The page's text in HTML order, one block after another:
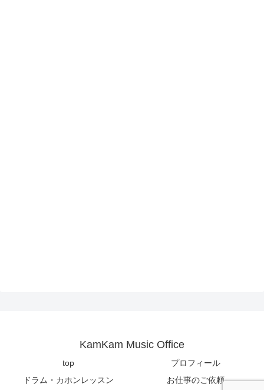
KamKam Music Office
top
プロフィール
ドラム・カホンレッスン
お仕事のご依頼